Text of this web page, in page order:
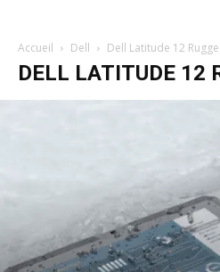
Accueil Dell Dell Latitude 12
DELL LATITUDE 12